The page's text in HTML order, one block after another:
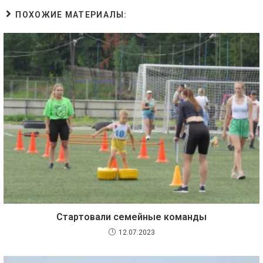
ПОХОЖИЕ МАТЕРИАЛЫ:
Стартовали семейные команды
12.07.2023